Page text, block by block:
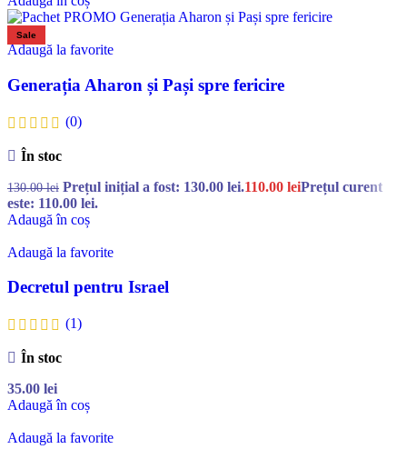
Sale
Adaugă la favorite
Generația Aharon și Pași spre fericire
(0)
În stoc
130.00lei Prețul inițial a fost: 130.00 lei.110.00 leiPrețul curent
este: 110.00 lei.
Adaugă în coș
Adaugă la favorite
Decretul pentru Israel
(1)
În stoc
35.00 lei
Adaugă în coș
Adaugă la favorite